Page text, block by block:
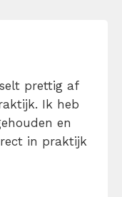
prettig af
Ik heb
en
in praktijk